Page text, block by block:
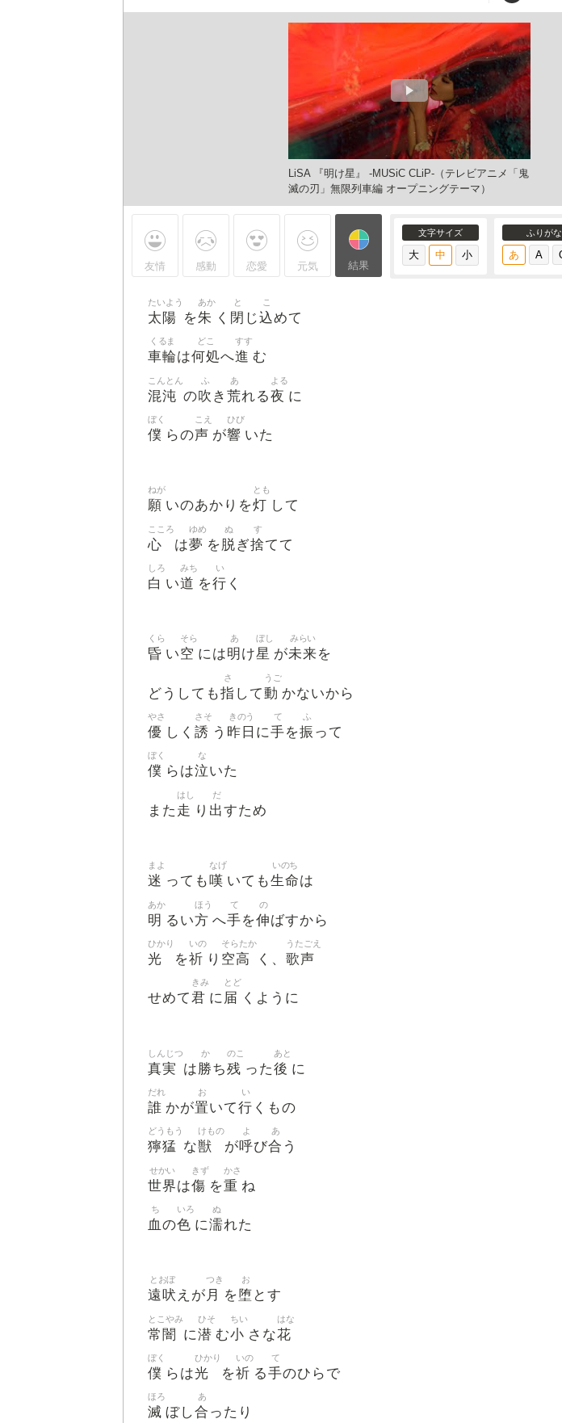
LiSA 『明け星』 -MUSiC CLiP-（テレビアニメ「鬼
滅の刃」無限列車編 オープニングテーマ）
LiSA 『明け星』 -MUSiC CLiP-（テレビアニメ「鬼
滅の刃」無限列車編 オープニングテーマ）
友情 感動 恋愛 元気 結果
文字サイズ ふりがな
太陽
たいよう
を朱
あか
く 閉
と
じ込
こ
めて
車輪
くるま
は何処
どこ
へ進
すす
む
混沌
こんとん
の吹
ふ
き 荒
あ
れる夜
よる
に
僕
ぼく
らの声
こえ
が響
ひび
いた
願
ねが
いのあかりを灯
とも
して
心
こころ
は夢
ゆめ
を脱
ぬ
ぎ捨
す
てて
白
しろ
い道
みち
を行
い
く
昏
くら
い空
そら
には明
あ
け星
ぼし
が未来
みらい
を
どうしても指
さ
して動
うご
かないから
優
やさ
しく 誘
さそ
う 昨日
きのう
に手
て
を振
ふ
って
僕
ぼく
らは泣
な
いた
また 走
はし
り 出
だ
すため
迷
まよ
っても嘆
なげ
いても生命
いのち
は
明
あか
るい方
ほう
へ手
て
を伸
の
ばすから
光
ひかり
を祈
いの
り 空高
そらたか
く、 歌声
うたごえ
せめて君
きみ
に 届
とど
くように
真実
しんじつ
は勝
か
ち残
のこ
った後
あと
に
誰
だれ
かが置
お
いて行
い
くもの
獰猛
どうもう
な獣
けもの
が呼
よ
び合
あ
う
世界
せかい
は傷
きず
を重
かさ
ね
血
ち
の色
いろ
に濡
ぬ
れた
遠吠
とおぼ
えが 月
つき
を堕
お
とす
常闇
とこやみ
に潜
ひそ
む小
ちい
さな花
はな
僕
ぼく
らは光
ひかり
を祈
いの
る手
て
のひらで
滅
ほろ
ぼし合
あ
ったり